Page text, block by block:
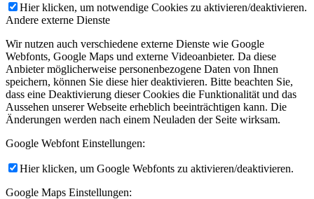
Hier klicken, um notwendige Cookies zu aktivieren/deaktivieren.
Andere externe Dienste
Wir nutzen auch verschiedene externe Dienste wie Google
Webfonts, Google Maps und externe Videoanbieter. Da diese
Anbieter möglicherweise personenbezogene Daten von Ihnen
speichern, können Sie diese hier deaktivieren. Bitte beachten Sie,
dass eine Deaktivierung dieser Cookies die Funktionalität und das
Aussehen unserer Webseite erheblich beeinträchtigen kann. Die
Änderungen werden nach einem Neuladen der Seite wirksam.
Google Webfont Einstellungen:
Hier klicken, um Google Webfonts zu aktivieren/deaktivieren.
Google Maps Einstellungen: